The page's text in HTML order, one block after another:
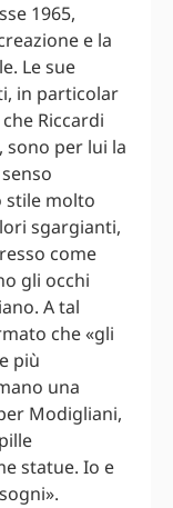
1965,
e la
Le sue
in particolar
Riccardi
sono per lui la
stile molto
sgargianti,
come
gli occhi
A tal
che «gli
più
una
Modigliani,
statue. Io e